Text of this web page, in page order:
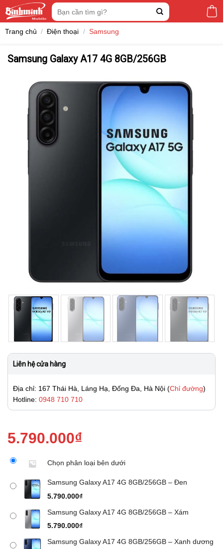
Tìm
kiếm:
Trang chủ / Điện thoại / Samsung
Samsung Galaxy A17 4G 8GB/256GB
Liên hệ cửa hàng
Địa chỉ: 167 Thái Hà, Láng Hạ, Đống Đa, Hà Nội (Chỉ đường)
Hotline: 0948 710 710
5.790.000₫
Chọn phân loại bên dưới
Samsung Galaxy A17 4G 8GB/256GB – Đen
5.790.000₫
Samsung Galaxy A17 4G 8GB/256GB – Xám
5.790.000₫
Samsung Galaxy A17 4G 8GB/256GB – Xanh dương